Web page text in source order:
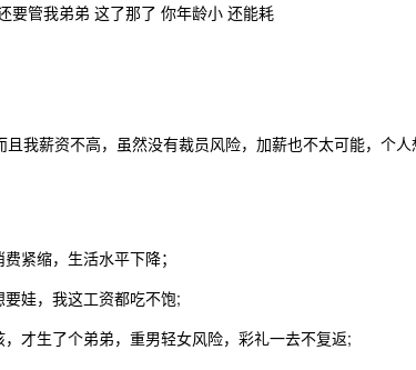
要管我弟弟 这了那了 你年龄小 还能耗
且我薪资不高，虽然没有裁员风险，加薪也不太可能，个
紧缩，生活水平下降；
娃，我这工资都吃不饱;
才生了个弟弟，重男轻女风险，彩礼一去不复返;